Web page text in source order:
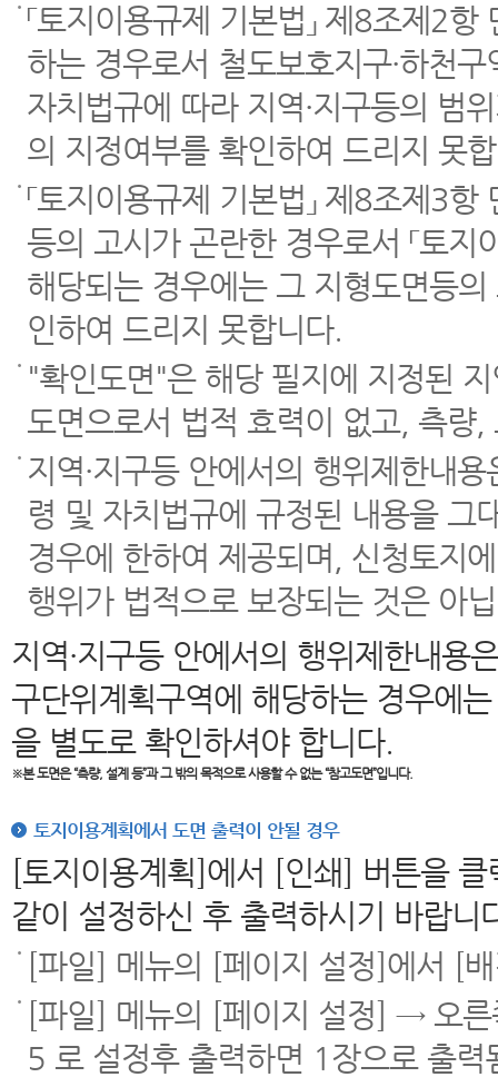
「토지이용규제 기본법」 제8조제2
하는 경우로서 철도보호지구·하천
자치법규에 따라 지역·지구등의 범
의 지정여부를 확인하여 드리지 못
「토지이용규제 기본법」 제8조제3
등의 고시가 곤란한 경우로서 「토
해당되는 경우에는 그 지형도면등
인하여 드리지 못합니다.
"확인도면"은 해당 필지에 지정된
도면으로서 법적 효력이 없고, 측량
지역·지구등 안에서의 행위제한내
령 및 자치법규에 규정된 내용을 그
경우에 한하여 제공되며, 신청토지
행위가 법적으로 보장되는 것은 아
지역·지구등 안에서의 행위제한내용
구단위계획구역에 해당하는 경우에
을 별도로 확인하셔야 합니다.
※본 도면은“측량, 설계 등”과 그 밖의 목적으로 사용할 수 없는 “참고도면”입니다.
토지이용계획에서 도면 출력이 안될 경우
[토지이용계획]에서 [인쇄] 버튼을
같이 설정하신 후 출력하시기 바랍니
[파일] 메뉴의 [페이지 설정]에서 [
[파일] 메뉴의 [페이지 설정] → 오
5 로 설정후 출력하면 1장으로 출력